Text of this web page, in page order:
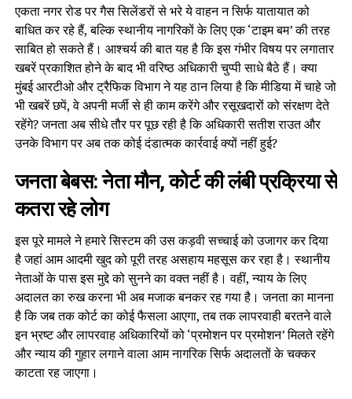
एकता नगर रोड पर गैस सिलेंडरों से भरे ये वाहन न सिर्फ यातायात को
बाधित कर रहे हैं, बल्कि स्थानीय नागरिकों के लिए एक ‘टाइम बम’ की तरह
साबित हो सकते हैं। आश्चर्य की बात यह है कि इस गंभीर विषय पर लगातार
खबरें प्रकाशित होने के बाद भी वरिष्ठ अधिकारी चुप्पी साधे बैठे हैं। क्या
मुंबई आरटीओ और ट्रैफिक विभाग ने यह ठान लिया है कि मीडिया में चाहे जो
भी खबरें छपें, वे अपनी मर्जी से ही काम करेंगे और रसूखदारों को संरक्षण देते
रहेंगे? जनता अब सीधे तौर पर पूछ रही है कि अधिकारी सतीश राउत और
उनके विभाग पर अब तक कोई दंडात्मक कार्रवाई क्यों नहीं हुई?
जनता बेबस: नेता मौन, कोर्ट की लंबी प्रक्रिया से
कतरा रहे लोग
इस पूरे मामले ने हमारे सिस्टम की उस कड़वी सच्चाई को उजागर कर दिया
है जहां आम आदमी खुद को पूरी तरह असहाय महसूस कर रहा है। स्थानीय
नेताओं के पास इस मुद्दे को सुनने का वक्त नहीं है। वहीं, न्याय के लिए
अदालत का रुख करना भी अब मजाक बनकर रह गया है। जनता का मानना
है कि जब तक कोर्ट का कोई फैसला आएगा, तब तक लापरवाही बरतने वाले
इन भ्रष्ट और लापरवाह अधिकारियों को ‘प्रमोशन पर प्रमोशन’ मिलते रहेंगे
और न्याय की गुहार लगाने वाला आम नागरिक सिर्फ अदालतों के चक्कर
काटता रह जाएगा।